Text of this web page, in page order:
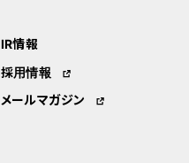
IR情報
採用情報
メールマガジン